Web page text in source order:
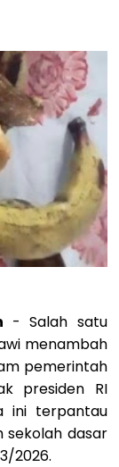
- Salah satu
menambah
pemerintah
presiden RI
ini terpantau
sekolah dasar
2026.